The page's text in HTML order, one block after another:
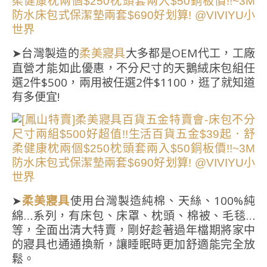
➤台灣製造的柔美寢具大多都是OEM代工，工廠
直營才能如此優惠，不分尺寸的天鵝絨床包組任
選2件$500，兩用被任選2件$1100，逛了就知道
有多便宜!
➤柔美寢具使用台灣製造純棉、天絲、100%純
綿…系列，有床包、床罩、枕頭、棉被、毛毯…
等，全面出清大特賣，剛好趁著過年檔期將家中
的寢具也通通換新，讓睡眠時更加舒適能完全放
鬆。